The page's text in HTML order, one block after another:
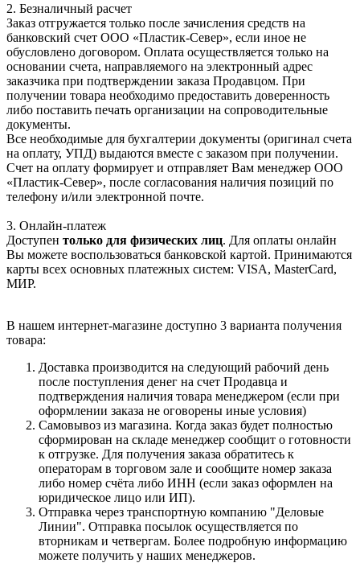
2. Безналичный расчет
Заказ отгружается только после зачисления средств на
банковский счет ООО «Пластик-Север», если иное не
обусловлено договором. Оплата осуществляется только на
основании счета, направляемого на электронный адрес
заказчика при подтверждении заказа Продавцом. При
получении товара необходимо предоставить доверенность
либо поставить печать организации на сопроводительные
документы.
Все необходимые для бухгалтерии документы (оригинал счета
на оплату, УПД) выдаются вместе с заказом при получении.
Счет на оплату формирует и отправляет Вам менеджер ООО
«Пластик-Север», после согласования наличия позиций по
телефону и/или электронной почте.
3. Онлайн-платеж
Доступен только для физических лиц. Для оплаты онлайн
Вы можете воспользоваться банковской картой. Принимаются
карты всех основных платежных систем: VISA, MasterCard,
МИР.
В нашем интернет-магазине доступно 3 варианта получения
товара:
Доставка производится на следующий рабочий день
после поступления денег на счет Продавца и
подтверждения наличия товара менеджером (если при
оформлении заказа не оговорены иные условия)
Самовывоз из магазина. Когда заказ будет полностью
сформирован на складе менеджер сообщит о готовности
к отгрузке. Для получения заказа обратитесь к
операторам в торговом зале и сообщите номер заказа
либо номер счёта либо ИНН (если заказ оформлен на
юридическое лицо или ИП).
Отправка через транспортную компанию "Деловые
Линии". Отправка посылок осуществляется по
вторникам и четвергам. Более подробную информацию
можете получить у наших менеджеров.